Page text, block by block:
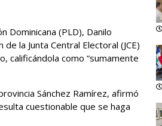
Dominicana (PLD), Danilo
la Junta Central Electoral (JCE)
calificándola como “sumamente
Sánchez Ramírez, afirmó
cuestionable que se haga